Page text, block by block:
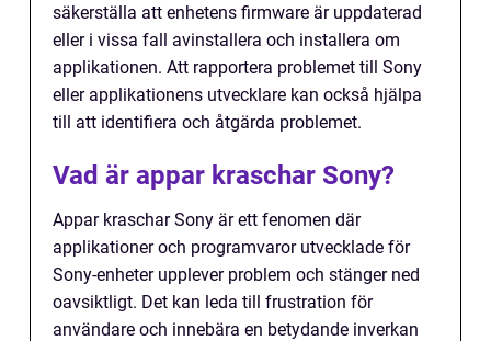
säkerställa att enhetens firmware är uppdaterad
eller i vissa fall avinstallera och installera om
applikationen. Att rapportera problemet till Sony
eller applikationens utvecklare kan också hjälpa
till att identifiera och åtgärda problemet.
Vad är appar kraschar Sony?
Appar kraschar Sony är ett fenomen där
applikationer och programvaror utvecklade för
Sony-enheter upplever problem och stänger ned
oavsiktligt. Det kan leda till frustration för
användare och innebära en betydande inverkan